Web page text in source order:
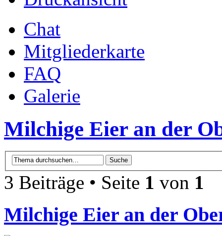
Chat
Mitgliederkarte
FAQ
Galerie
Milchige Eier an der
3 Beiträge • Seite 1 von 1
Milchige Eier an der